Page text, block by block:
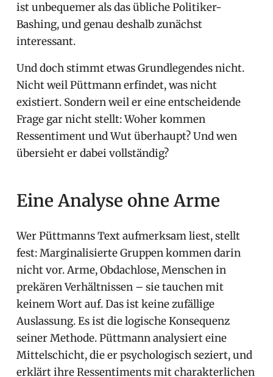
ist unbequemer als das übliche Politiker-
Bashing, und genau deshalb zunächst
interessant.
Und doch stimmt etwas Grundlegendes nicht.
Nicht weil Püttmann erfindet, was nicht
existiert. Sondern weil er eine entscheidende
Frage gar nicht stellt: Woher kommen
Ressentiment und Wut überhaupt? Und wen
übersieht er dabei vollständig?
Eine Analyse ohne Arme
Wer Püttmanns Text aufmerksam liest, stellt
fest: Marginalisierte Gruppen kommen darin
nicht vor. Arme, Obdachlose, Menschen in
prekären Verhältnissen – sie tauchen mit
keinem Wort auf. Das ist keine zufällige
Auslassung. Es ist die logische Konsequenz
seiner Methode. Püttmann analysiert eine
Mittelschicht, die er psychologisch seziert, und
erklärt ihre Ressentiments mit charakterlichen